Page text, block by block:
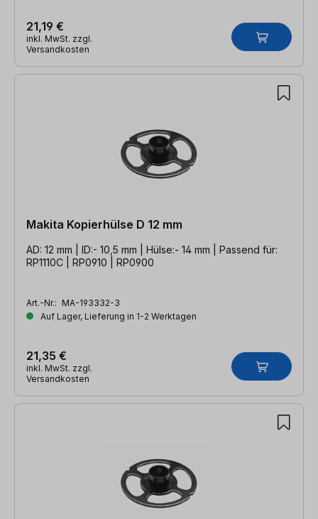
21,19 €
inkl. MwSt. zzgl.
Versandkosten
Makita Kopierhülse D 12 mm
AD: 12 mm | ID:- 10,5 mm | Hülse:- 14 mm | Passend für:
RP1110C | RP0910 | RP0900
Art.-Nr.: MA-193332-3
Auf Lager, Lieferung in 1-2 Werktagen
21,35 €
inkl. MwSt. zzgl.
Versandkosten